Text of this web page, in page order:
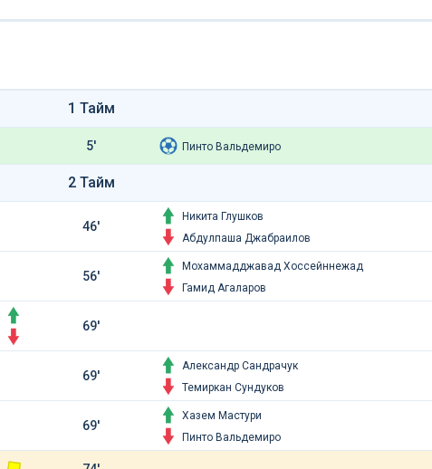
1 Тайм
5' Пинто Вальдемиро
2 Тайм
46'
Никита Глушков
Абдулпаша Джабраилов
56'
Мохаммадджавад Хоссейннежад
Гамид Агаларов
69'
69'
Александр Сандрачук
Темиркан Сундуков
69'
Хазем Мастури
Пинто Вальдемиро